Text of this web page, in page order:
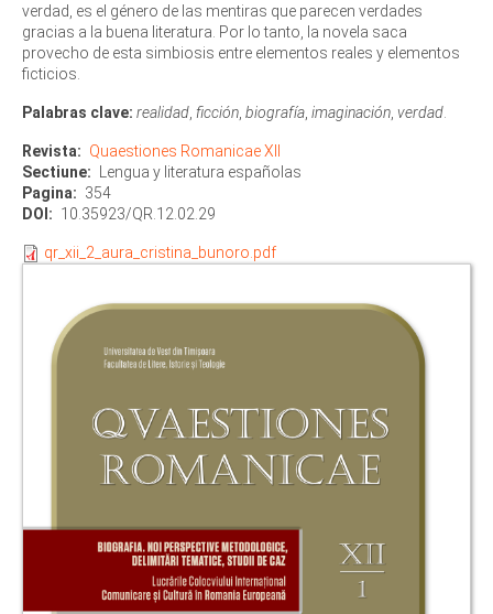
verdad, es el género de las mentiras que parecen verdades
gracias a la buena literatura. Por lo tanto, la novela saca
provecho de esta simbiosis entre elementos reales y elementos
ficticios.
Palabras clave: realidad ficción biografía imaginación verdad
Revista
Quaestiones Romanicae XII
Sectiune
Lengua y literatura españolas
Pagina
354
DOI
10.35923/QR.12.02.29
qr_xii_2_aura_cristina_bunoro.pdf